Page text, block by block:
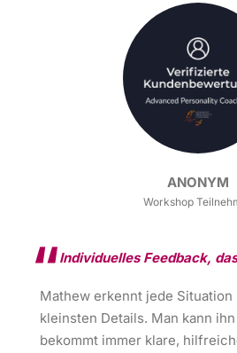
ANONYM
Workshop
Individuelles Feedback,
Mathew erkennt jede
kleinsten Details. Man kann
bekommt immer klare,